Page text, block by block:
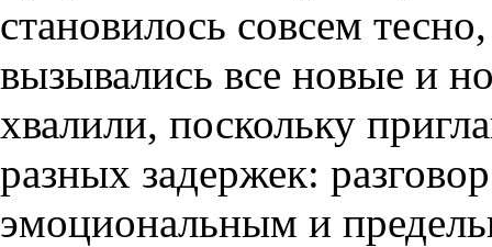
становилось совсем
вызывались все новые и
хвалили, поскольку
разных задержек:
эмоциональным и